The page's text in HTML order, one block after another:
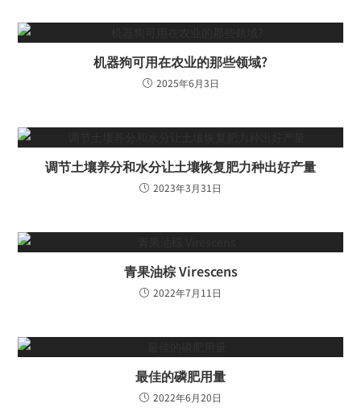
机器狗可用在农业的那些领域?
2025年6月3日
调节土壤养分和水分让土壤恢复肥力种出好产量
2023年3月31日
青果油棕 Virescens
2022年7月11日
最佳的磷肥用量
2022年6月20日